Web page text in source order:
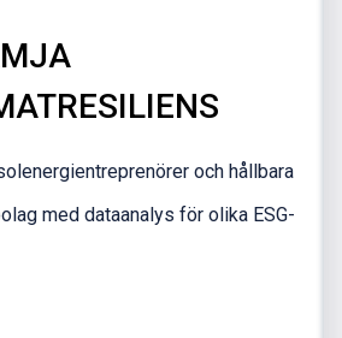
och hållbara
med dataanalys för olika ESG-